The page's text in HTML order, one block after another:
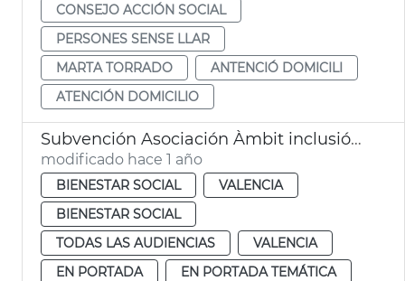
CONSEJO ACCIÓN SOCIAL
PERSONES SENSE LLAR
MARTA TORRADO
ANTENCIÓ DOMICILI
ATENCIÓN DOMICILIO
Subvención Asociación Àmbit inclusión social personas reclusas
modificado hace 1 año
BIENESTAR SOCIAL
VALENCIA
BIENESTAR SOCIAL
TODAS LAS AUDIENCIAS
VALENCIA
EN PORTADA
EN PORTADA TEMÁTICA